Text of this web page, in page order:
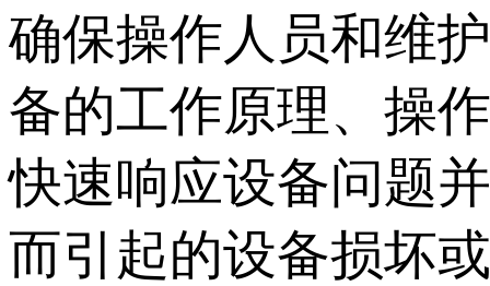
确保操作人员和维
备的工作原理、操
快速响应设备问题
而引起的设备损坏